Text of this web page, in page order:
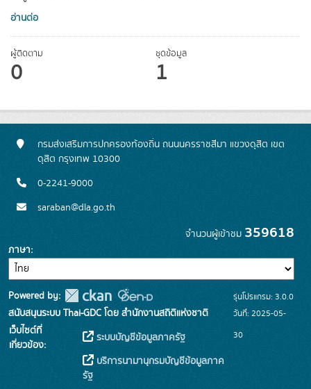
อ่านต่อ
ผู้ติดตาม
0
ชุดข้อมูล
1
กรมส่งเสริมการปกครองท้องถิ่น ถนนนครราชสีมา แขวงดุสิต เขต
ดุสิต กรุงเทพ 10300
0-2241-9000
saraban@dla.go.th
จำนวนผู้เข้าชม 359618
ภาษา
Powered by:
สนับสนุนระบบ Thai-GDC โดย สำนักงานสถิติแห่งชาติ
เว็บไซต์ที่
เกี่ยวข้อง:
ระบบบัญชีข้อมูลภาครัฐ
บริการนามานุกรมบัญชีข้อมูลภาค
รัฐ
รุ่นโปรแกรม: 3.0.0
วันที่: 2025-05-
30